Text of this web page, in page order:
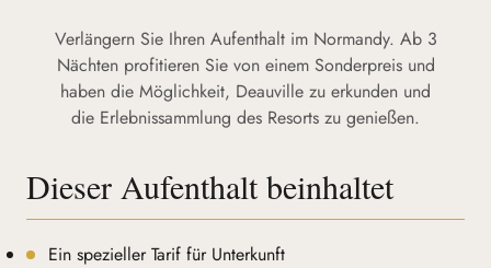
Verlängern Sie Ihren Aufenthalt im Normandy. Ab 3
Nächten profitieren Sie von einem Sonderpreis und
haben die Möglichkeit, Deauville zu erkunden und
die Erlebnissammlung des Resorts zu genießen.
Dieser Aufenthalt beinhaltet
Ein spezieller Tarif für Unterkunft